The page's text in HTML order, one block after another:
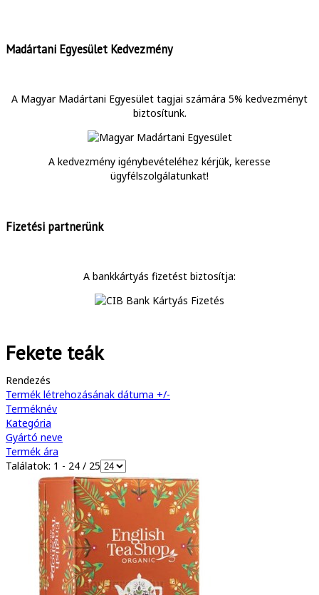
Madártani Egyesület Kedvezmény
A Magyar Madártani Egyesület tagjai számára 5% kedvezményt
biztosítunk.
A kedvezmény igénybevételéhez kérjük, keresse
ügyfélszolgálatunkat!
Fizetési partnerünk
A bankkártyás fizetést biztosítja:
Fekete teák
Rendezés
Termék létrehozásának dátuma +/-
Terméknév
Kategória
Gyártó neve
Termék ára
Találatok: 1 - 24 / 25